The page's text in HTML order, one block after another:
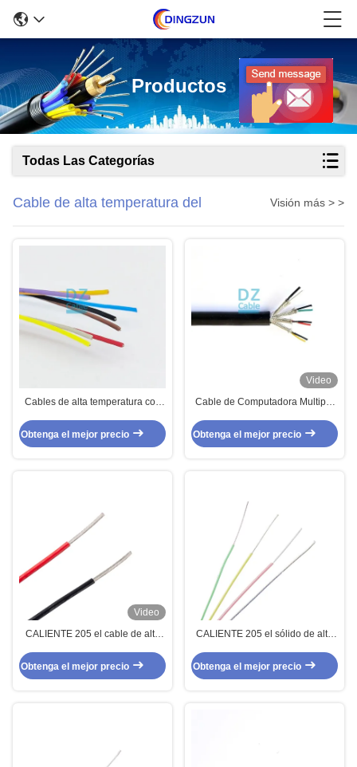
Productos
Todas Las Categorías
Cable de alta temperatura del Visión más > >
Cables de alta temperatura con
/ PTFE / PFA / ETFE
Obtenga el mejor precio
Video
Cable de Computadora Multipar
FEP – 4 Pares 18AWG 450/750V
TC/FEP/ISCR/Silicona
Obtenga el mejor precio
Video
CALIENTE 205 el cable de alta
para la instrumentación
Obtenga el mejor precio
CALIENTE 205 el sólido de alta
del alambre de AF200 FEP
trenzado
Obtenga el mejor precio